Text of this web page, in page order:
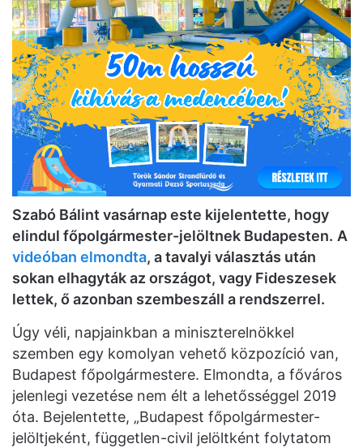
Szabó Bálint vasárnap este kijelentette, hogy
elindul főpolgármester-jelöltnek Budapesten. A
videóban elmondta, a tavalyi választás után
sokan elhagyták az országot, vagy Fideszesek
lettek, ő azonban szembeszáll a rendszerrel.
Úgy véli, napjainkban a miniszterelnökkel
szemben egy komolyan vehető közpozíció van,
Budapest főpolgármestere. Elmondta, a főváros
jelenlegi vezetése nem élt a lehetősséggel 2019
óta. Bejelentette, „Budapest főpolgármester-
jelöltjeként, független-civil jelöltként folytatom